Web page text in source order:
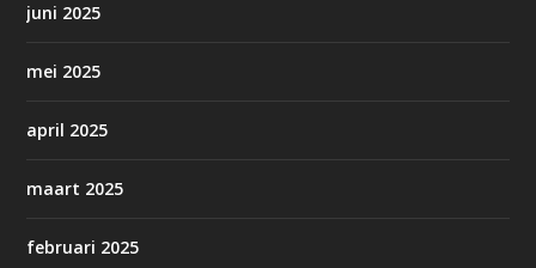
juni 2025
mei 2025
april 2025
maart 2025
februari 2025